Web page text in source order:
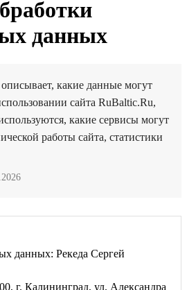
данных
какие данные могут
сайта RuBaltic.Ru,
какие сервисы могут
работы сайта, статистики
данных: Рекеда Сергей
г. Калининград, ул. Александра